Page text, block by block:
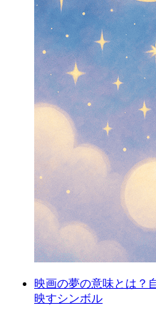
映画の夢の意味とは？
映すシンボル